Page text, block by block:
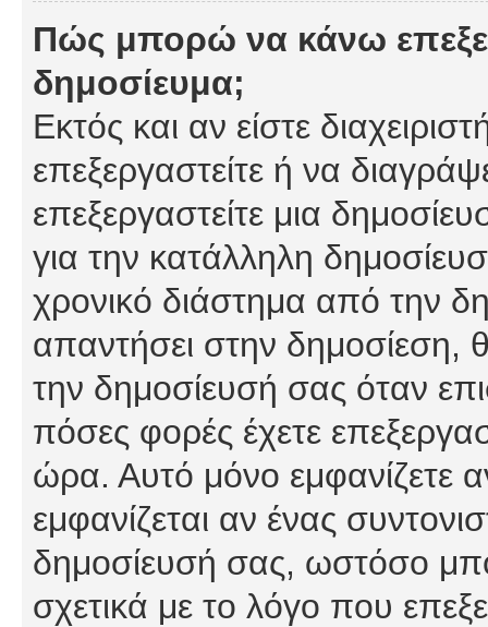
Πώς μπορώ να κάνω
δημοσίευμα;
Εκτός και αν είστε
επεξεργαστείτε ή να
επεξεργαστείτε μια
για την κατάλληλη
χρονικό διάστημα από την
απαντήσει στην δημοσίεση,
την δημοσίευσή σας όταν
πόσες φορές έχετε
ώρα. Αυτό μόνο εμφανίζετε
εμφανίζεται αν ένας
δημοσίευσή σας, ωστόσο
σχετικά με το λόγο που